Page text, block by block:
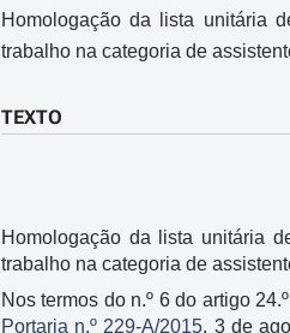
Homologação da lista unitária
trabalho na categoria de
TEXTO
Homologação da lista unitária
trabalho na categoria de
Nos termos do n.º 6 do artigo
Portaria n.º 229-A/2015, 3 de